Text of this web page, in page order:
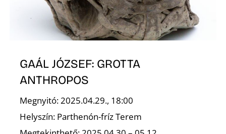
GAÁL JÓZSEF: GROTTA
ANTHROPOS
Megnyitó: 2025.04.29., 18:00
Helyszín: Parthenón-fríz Terem